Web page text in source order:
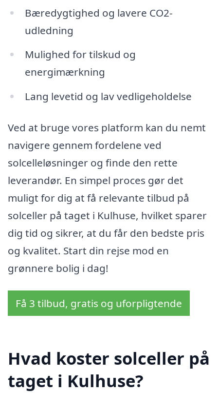
Bæredygtighed og lavere CO2-
udledning
Mulighed for tilskud og
energimærkning
Lang levetid og lav vedligeholdelse
Ved at bruge vores platform kan du nemt
navigere gennem fordelene ved
solcelleløsninger og finde den rette
leverandør. En simpel proces gør det
muligt for dig at få relevante tilbud på
solceller på taget i Kulhuse, hvilket sparer
dig tid og sikrer, at du får den bedste pris
og kvalitet. Start din rejse mod en
grønnere bolig i dag!
Få 3 tilbud, gratis og uforpligtende
Hvad koster solceller på
taget i Kulhuse?